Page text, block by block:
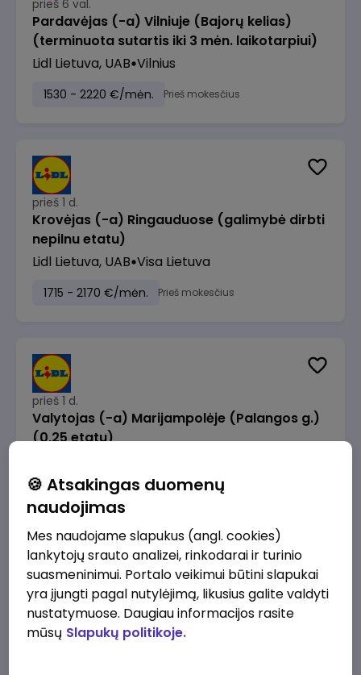
prieš 6 val.
Pardavėjas (-a) Vilniuje (Bajorų kelias)
(terminuota sutartis iki 3 mėn. laikotarpiui)
Lidl Lietuva, UAB Vilnius
1530 - 2220 €/mėn. Prieš mokesčius
prieš 1 d.
Krovėjas (-a) Ringauduose (galimybė dirbti
nepilnu etatu)
Lidl Lietuva, UAB Visa Lietuva
1715 - 2170 €/mėn. Prieš mokesčius
prieš 1 d.
Valytojas (-a) Marijampolėje (Palangos g.)
(0,25 etatu)
289 - 337 €/mėn. Prieš mokesčius
prieš 1 d.
Talent Development Project Manager (fixed
term - 1.5 years)
🍪 Atsakingas duomenų
naudojimas
Mes naudojame slapukus (angl. cookies)
lankytojų srauto analizei, rinkodarai ir turinio
suasmeninimui. Portalo veikimui būtini slapukai
yra įjungti pagal nutylėjimą, likusius galite valdyti
nustatymuose. Daugiau informacijos rasite
mūsų Slapukų politikoje.